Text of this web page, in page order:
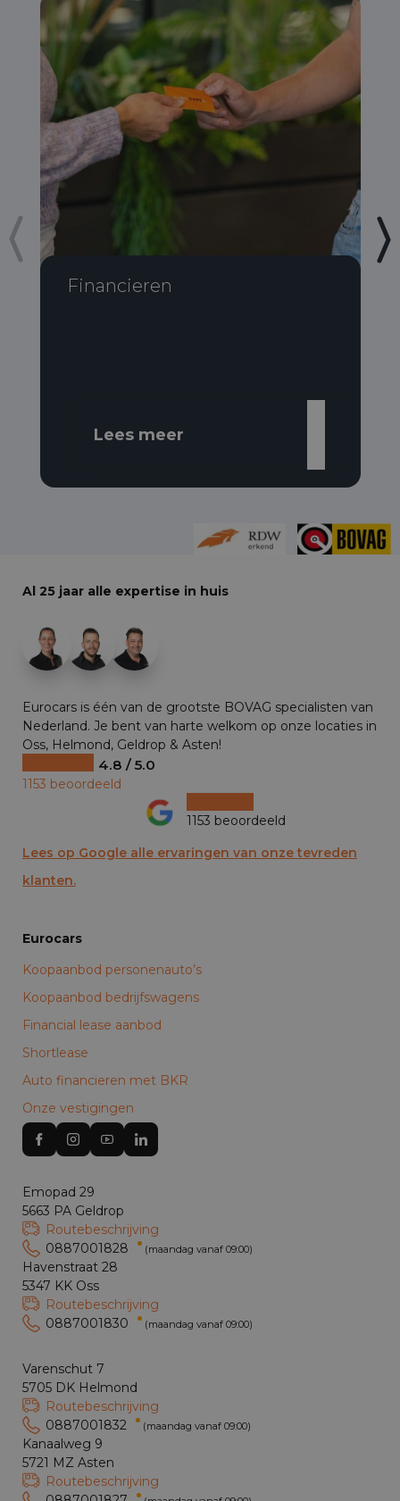
Financieren
Lees meer
Al 25 jaar alle expertise in huis
Eurocars is één van de grootste BOVAG specialisten van
Nederland. Je bent van harte welkom op onze locaties in
Oss, Helmond, Geldrop & Asten!
4.8 / 5.0
1153 beoordeeld
1153 beoordeeld
Lees op Google alle ervaringen van onze tevreden
klanten.
Eurocars
Koopaanbod personenauto’s
Koopaanbod bedrijfswagens
Financial lease aanbod
Shortlease
Auto financieren met BKR
Onze vestigingen
Emopad 29
5663 PA Geldrop
Routebeschrijving
0887001828
(maandag vanaf 09:00)
Havenstraat 28
5347 KK Oss
Routebeschrijving
0887001830
(maandag vanaf 09:00)
Varenschut 7
5705 DK Helmond
Routebeschrijving
0887001832
(maandag vanaf 09:00)
Kanaalweg 9
5721 MZ Asten
Routebeschrijving